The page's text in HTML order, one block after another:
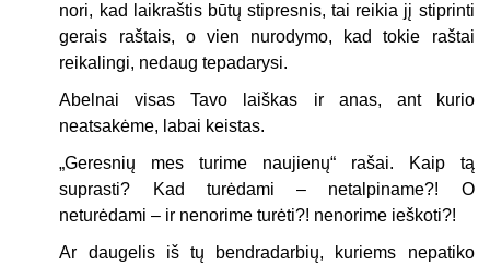
nori, kad laikraštis būtų stipresnis, tai reikia jį stiprinti
gerais raštais, o vien nurodymo, kad tokie raštai
reikalingi, nedaug tepadarysi.
Abelnai visas Tavo laiškas ir anas, ant kurio
neatsakėme, labai keistas.
„Geresnių mes turime naujienų“ rašai. Kaip tą
suprasti? Kad turėdami – netalpiname?! O
neturėdami – ir nenorime turėti?! nenorime ieškoti?!
Ar daugelis iš tų bendradarbių, kuriems nepatiko